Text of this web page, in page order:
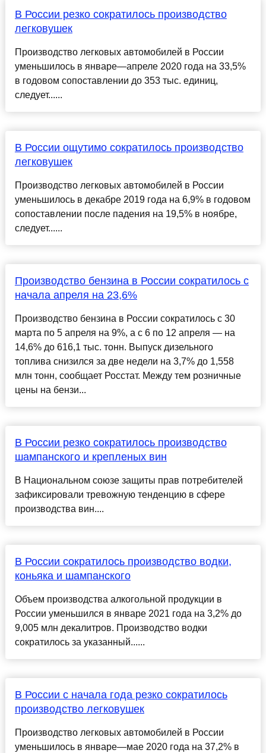
В России резко сократилось производство
легковушек
Производство легковых автомобилей в России
уменьшилось в январе—апреле 2020 года на 33,5%
в годовом сопоставлении до 353 тыс. единиц,
следует......
В России ощутимо сократилось производство
легковушек
Производство легковых автомобилей в России
уменьшилось в декабре 2019 года на 6,9% в годовом
сопоставлении после падения на 19,5% в ноябре,
следует......
Производство бензина в России сократилось с
начала апреля на 23,6%
Производство бензина в России сократилось с 30
марта по 5 апреля на 9%, а с 6 по 12 апреля — на
14,6% до 616,1 тыс. тонн. Выпуск дизельного
топлива снизился за две недели на 3,7% до 1,558
млн тонн, сообщает Росстат. Между тем розничные
цены на бензи...
В России резко сократилось производство
шампанского и крепленых вин
В Национальном союзе защиты прав потребителей
зафиксировали тревожную тенденцию в сфере
производства вин....
В России сократилось производство водки,
коньяка и шампанского
Объем производства алкогольной продукции в
России уменьшился в январе 2021 года на 3,2% до
9,005 млн декалитров. Производство водки
сократилось за указанный......
В России с начала года резко сократилось
производство легковушек
Производство легковых автомобилей в России
уменьшилось в январе—мае 2020 года на 37,2% в